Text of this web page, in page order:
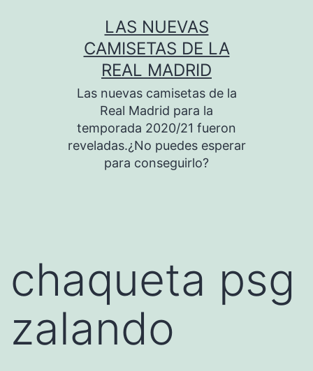
LAS NUEVAS
CAMISETAS DE LA
REAL MADRID
Las nuevas camisetas de la
Real Madrid para la
temporada 2020/21 fueron
reveladas.¿No puedes esperar
para conseguirlo?
chaqueta psg
zalando